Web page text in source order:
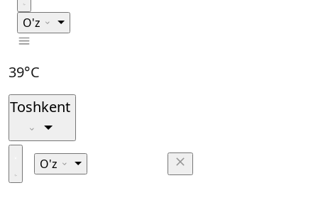
O'z
39°C
Toshkent
O'z